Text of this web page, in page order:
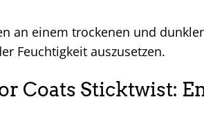
an einem trockenen und
Feuchtigkeit auszusetzen.
Coats Sticktwist: